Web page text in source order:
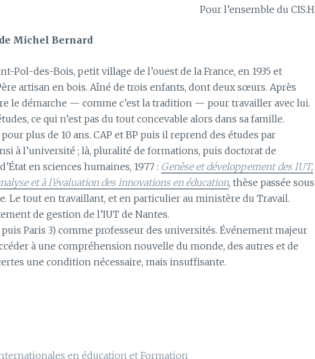
Pour l’ensemble du CIS.H
Michel Bernard
Pol-des-Bois, petit village de l’ouest de la France, en 1935 et
artisan en bois. Aîné de trois enfants, dont deux sœurs. Après
le démarche — comme c’est la tradition — pour travailler avec lui.
ce qui n’est pas du tout concevable alors dans sa famille.
plus de 10 ans. CAP et BP puis il reprend des études par
à l’université ; là, pluralité de formations, puis doctorat de
en sciences humaines, 1977 : Genèse et développement des IUT,
et à l’évaluation des innovations en éducation, thèse passée sous
Le tout en travaillant, et en particulier au ministère du Travail.
de gestion de l’IUT de Nantes.
Paris 3) comme professeur des universités. Événement majeur
à une compréhension nouvelle du monde, des autres et de
une condition nécessaire, mais insuffisante.
en éducation et Formation